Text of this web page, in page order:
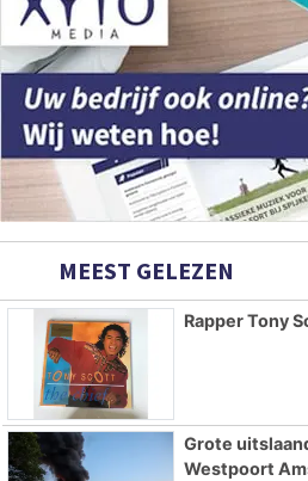
MEEST GELEZEN
Rapper Tony
Grote
Westpoort